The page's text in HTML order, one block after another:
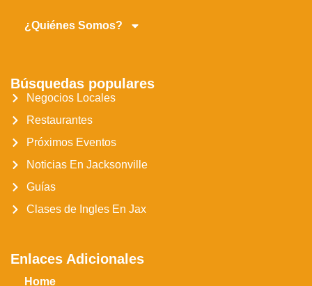
¿Quiénes Somos?
Búsquedas populares
Negocios Locales
Restaurantes
Próximos Eventos
Noticias En Jacksonville
Guías
Clases de Ingles En Jax
Enlaces Adicionales
Home